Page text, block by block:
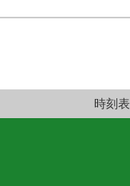
時刻表